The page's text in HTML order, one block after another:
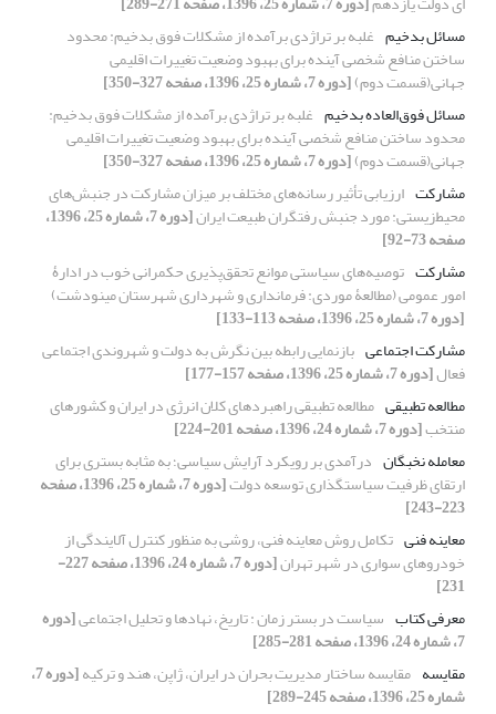
مسائل بدخیم غلبه بر تراژدی برآمده از مشکلات فوق بدخیم: محدود
ساختن منافع شخصی آینده برای بهبود وضعیت تغییرات اقلیمی
جهانی(قسمت دوم)[دوره 7، شماره 25، 1396، صفحه 327-350]
مسائل فوق‌العاده بدخیم غلبه بر تراژدی برآمده از مشکلات فوق بدخیم:
محدود ساختن منافع شخصی آینده برای بهبود وضعیت تغییرات اقلیمی
جهانی(قسمت دوم)[دوره 7، شماره 25، 1396، صفحه 327-350]
مشارکت ارزیابی تأثیر رسانه‌های مختلف بر میزان مشارکت در جنبش‌های
محیط‌زیستی: مورد جنبش رفتگران طبیعت ایران [دوره 7، شماره 25، 1396،
صفحه 73-92]
مشارکت توصیه‌های سیاستی موانع تحقق‌پذیری حکمرانی خوب در ادارۀ
امور عمومی (مطالعۀ موردی: فرمانداری و شهرداری شهرستان مینودشت)
[دوره 7، شماره 25، 1396، صفحه 113-133]
مشارکت اجتماعی بازنمایی رابطه بین نگرش به دولت و شهروندی اجتماعی
فعال[دوره 7، شماره 25، 1396، صفحه 157-177]
مطالعه تطبیقی مطالعه تطبیقی راهبردهای کلان انرژی در ایران و کشورهای
منتخب[دوره 7، شماره 24، 1396، صفحه 201-224]
معامله نخبگان درآمدی بر رویکرد آرایش سیاسی؛ به مثابه بستری برای
ارتقای ظرفیت سیاستگذاری توسعه دولت [دوره 7، شماره 25، 1396، صفحه
223-243]
معاینه فنی تکامل روش معاینه فنی، روشی به منظور کنترل آلایندگی از
خودروهای سواری در شهر تهران [دوره 7، شماره 24، 1396، صفحه 227-
231]
معرفی کتاب سیاست در بستر زمان : تاریخ، نهادها و تحلیل اجتماعی[دوره
7، شماره 24، 1396، صفحه 281-285]
مقایسه مقایسه‌ ساختار مدیریت بحران‌ در ایران، ژاپن، هند و ترکیه [دوره 7،
شماره 25، 1396، صفحه 245-289]